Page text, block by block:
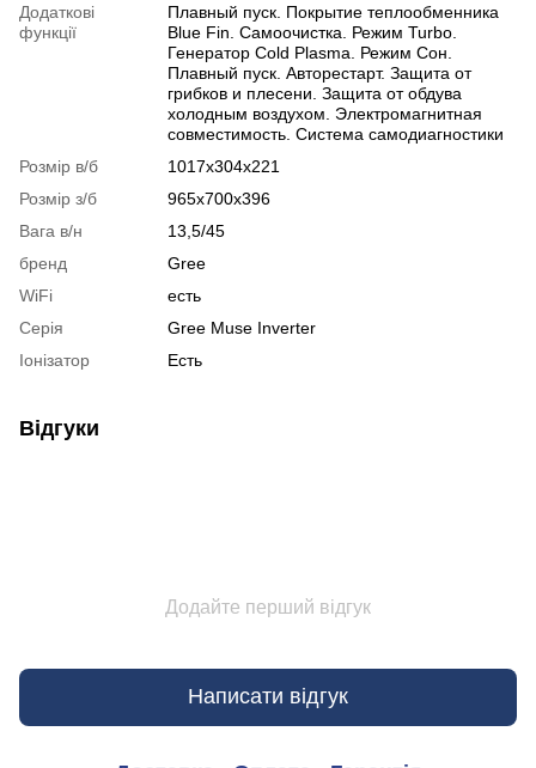
Додаткові
функції
Плавный пуск. Покрытие теплообменника
Blue Fin. Самоочистка. Режим Turbo.
Генератор Cold Plasma. Режим Сон.
Плавный пуск. Авторестарт. Защита от
грибков и плесени. Защита от обдува
холодным воздухом. Электромагнитная
совместимость. Система самодиагностики
Розмір в/б
1017х304х221
Розмір з/б
965х700х396
Вага в/н
13,5/45
бренд
Gree
WiFi
есть
Серія
Gree Muse Inverter
Іонізатор
Есть
Відгуки
Додайте перший відгук
Написати відгук